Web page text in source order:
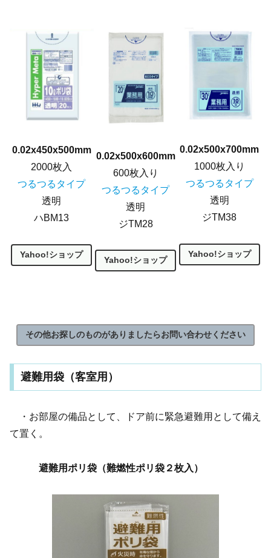
0.02x450x500mm
2000枚入
つるつるタイプ
透明
ハBM13
Yahoo!ショップ
0.02x500x600mm
600枚入り
つるつるタイプ
透明
ジTM28
Yahoo!ショップ
0.02x500x700mm
1000枚入り
つるつるタイプ
透明
ジTM38
Yahoo!ショップ
その他お探しのものがありましたらお問い合わせください
避難用袋（客室用）
・お部屋の備品として、ドア前に緊急避難用として備え
て置く。
避難用ポリ袋（難燃性ポリ袋２枚入）